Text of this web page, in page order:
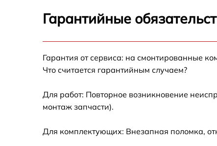
Замена процессора Arkon D940
Гарантийные
Гарантия от сервиса: на смонтированные
Что считается гарантийным случаем?
Для работ: Повторное возникновение
монтаж запчасти).
Для комплектующих: Внезапная поломка,